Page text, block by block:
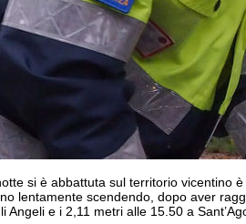
si è abbattuta sul territorio vicentino
lentamente scendendo, dopo aver
Angeli e i 2,11 metri alle 15.50 a